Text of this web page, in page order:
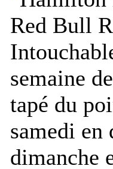
semaine
tapé du
samedi
dimanche